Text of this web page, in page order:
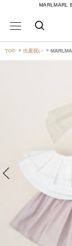
MARLMARL
TOP 出産祝い